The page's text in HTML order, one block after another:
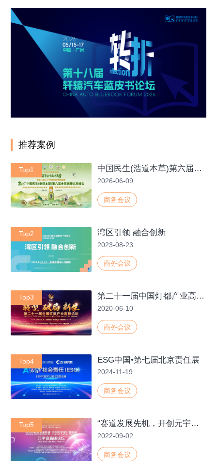
推荐案例
Top1 中国民生(浩道本草)第六届全民健康北京峰会
2026-06-09
商务会议
Top2 湾区引领 融合创新
2023-08-23
商务会议
Top3 第二十一届中国灯都产业高峰论坛
2020-06-10
商务会议
Top4 ESG中国•第七届北京责任展
2024-11-19
商务会议
Top5 “赛道发展先机，开创元宇宙引育新局”元宇宙高峰论坛
2022-09-02
商务会议